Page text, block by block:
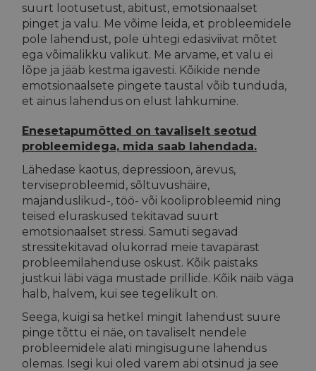
Toimetuleku parandamine
Enesetapumõtete tunnused
Enesetapuriski hindamine
Kuidas aidata enesetapu mõtetega lähedast?
Kuidas olla toeks lähedasele, kes on teinud
enesetapukatse?
Kui sinu lähedane on võtnud endalt elu. Abimaterjal
lähedastele ja nende toetajatele
Mida teha, kui märkad sotsiaalmeedias surmamõtetega
seotud postitusi?
Juhised suitsiidiennetuseks spetsialistidele
Suitsiidide kajastamine meedias
suurt lootusetust, abitust, emotsionaalset
pinget ja valu. Me võime leida, et probleemidele
pole lahendust, pole ühtegi edasiviivat mõtet
ega võimalikku valikut. Me arvame, et valu ei
lõpe ja jääb kestma igavesti. Kõikide nende
emotsionaalsete pingete taustal võib tunduda,
et ainus lahendus on elust lahkumine.
Enesetapumõtted on tavaliselt seotud
probleemidega, mida saab lahendada.
Lähedase kaotus, depressioon, ärevus,
terviseprobleemid, sõltuvushäire,
majanduslikud-, töö- või kooliprobleemid ning
teised eluraskused tekitavad suurt
emotsionaalset stressi. Samuti segavad
stressitekitavad olukorrad meie tavapärast
probleemilahenduse oskust. Kõik paistaks
justkui läbi väga mustade prillide. Kõik näib väga
halb, halvem, kui see tegelikult on.
Seega, kuigi sa hetkel mingit lahendust suure
pinge tõttu ei näe, on tavaliselt nendele
probleemidele alati mingisugune lahendus
olemas. Isegi kui oled varem abi otsinud ja see